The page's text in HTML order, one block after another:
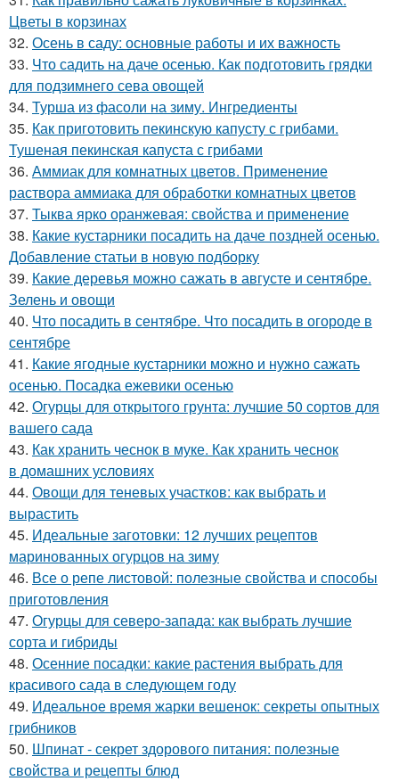
Цветы в корзинах
32. Осень в саду: основные работы и их важность
33. Что садить на даче осенью. Как подготовить грядки
для подзимнего сева овощей
34. Турша из фасоли на зиму. Ингредиенты
35. Как приготовить пекинскую капусту с грибами.
Тушеная пекинская капуста с грибами
36. Аммиак для комнатных цветов. Применение
раствора аммиака для обработки комнатных цветов
37. Тыква ярко оранжевая: свойства и применение
38. Какие кустарники посадить на даче поздней осенью.
Добавление статьи в новую подборку
39. Какие деревья можно сажать в августе и сентябре.
Зелень и овощи
40. Что посадить в сентябре. Что посадить в огороде в
сентябре
41. Какие ягодные кустарники можно и нужно сажать
осенью. Посадка ежевики осенью
42. Огурцы для открытого грунта: лучшие 50 сортов для
вашего сада
43. Как хранить чеснок в муке. Как хранить чеснок
в домашних условиях
44. Овощи для теневых участков: как выбрать и
вырастить
45. Идеальные заготовки: 12 лучших рецептов
маринованных огурцов на зиму
46. Все о репе листовой: полезные свойства и способы
приготовления
47. Огурцы для северо-запада: как выбрать лучшие
сорта и гибриды
48. Осенние посадки: какие растения выбрать для
красивого сада в следующем году
49. Идеальное время жарки вешенок: секреты опытных
грибников
50. Шпинат - секрет здорового питания: полезные
свойства и рецепты блюд